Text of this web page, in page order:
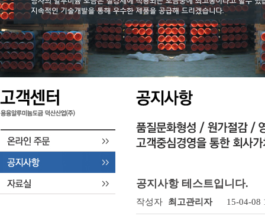
오시는길
공지사항 테스트입니다.
작성자 최고관리자 15-04-08